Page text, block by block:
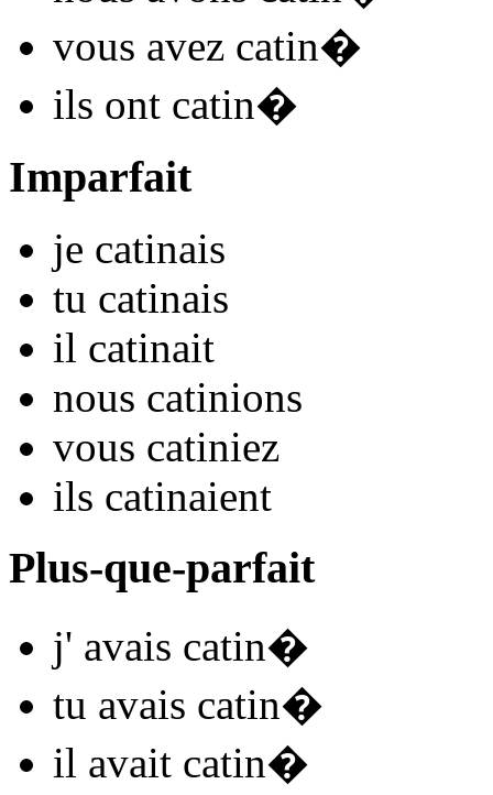
vous avez catin�
ils ont catin�
Imparfait
je catinais
tu catinais
il catinait
nous catinions
vous catiniez
ils catinaient
Plus-que-parfait
j' avais catin�
tu avais catin�
il avait catin�